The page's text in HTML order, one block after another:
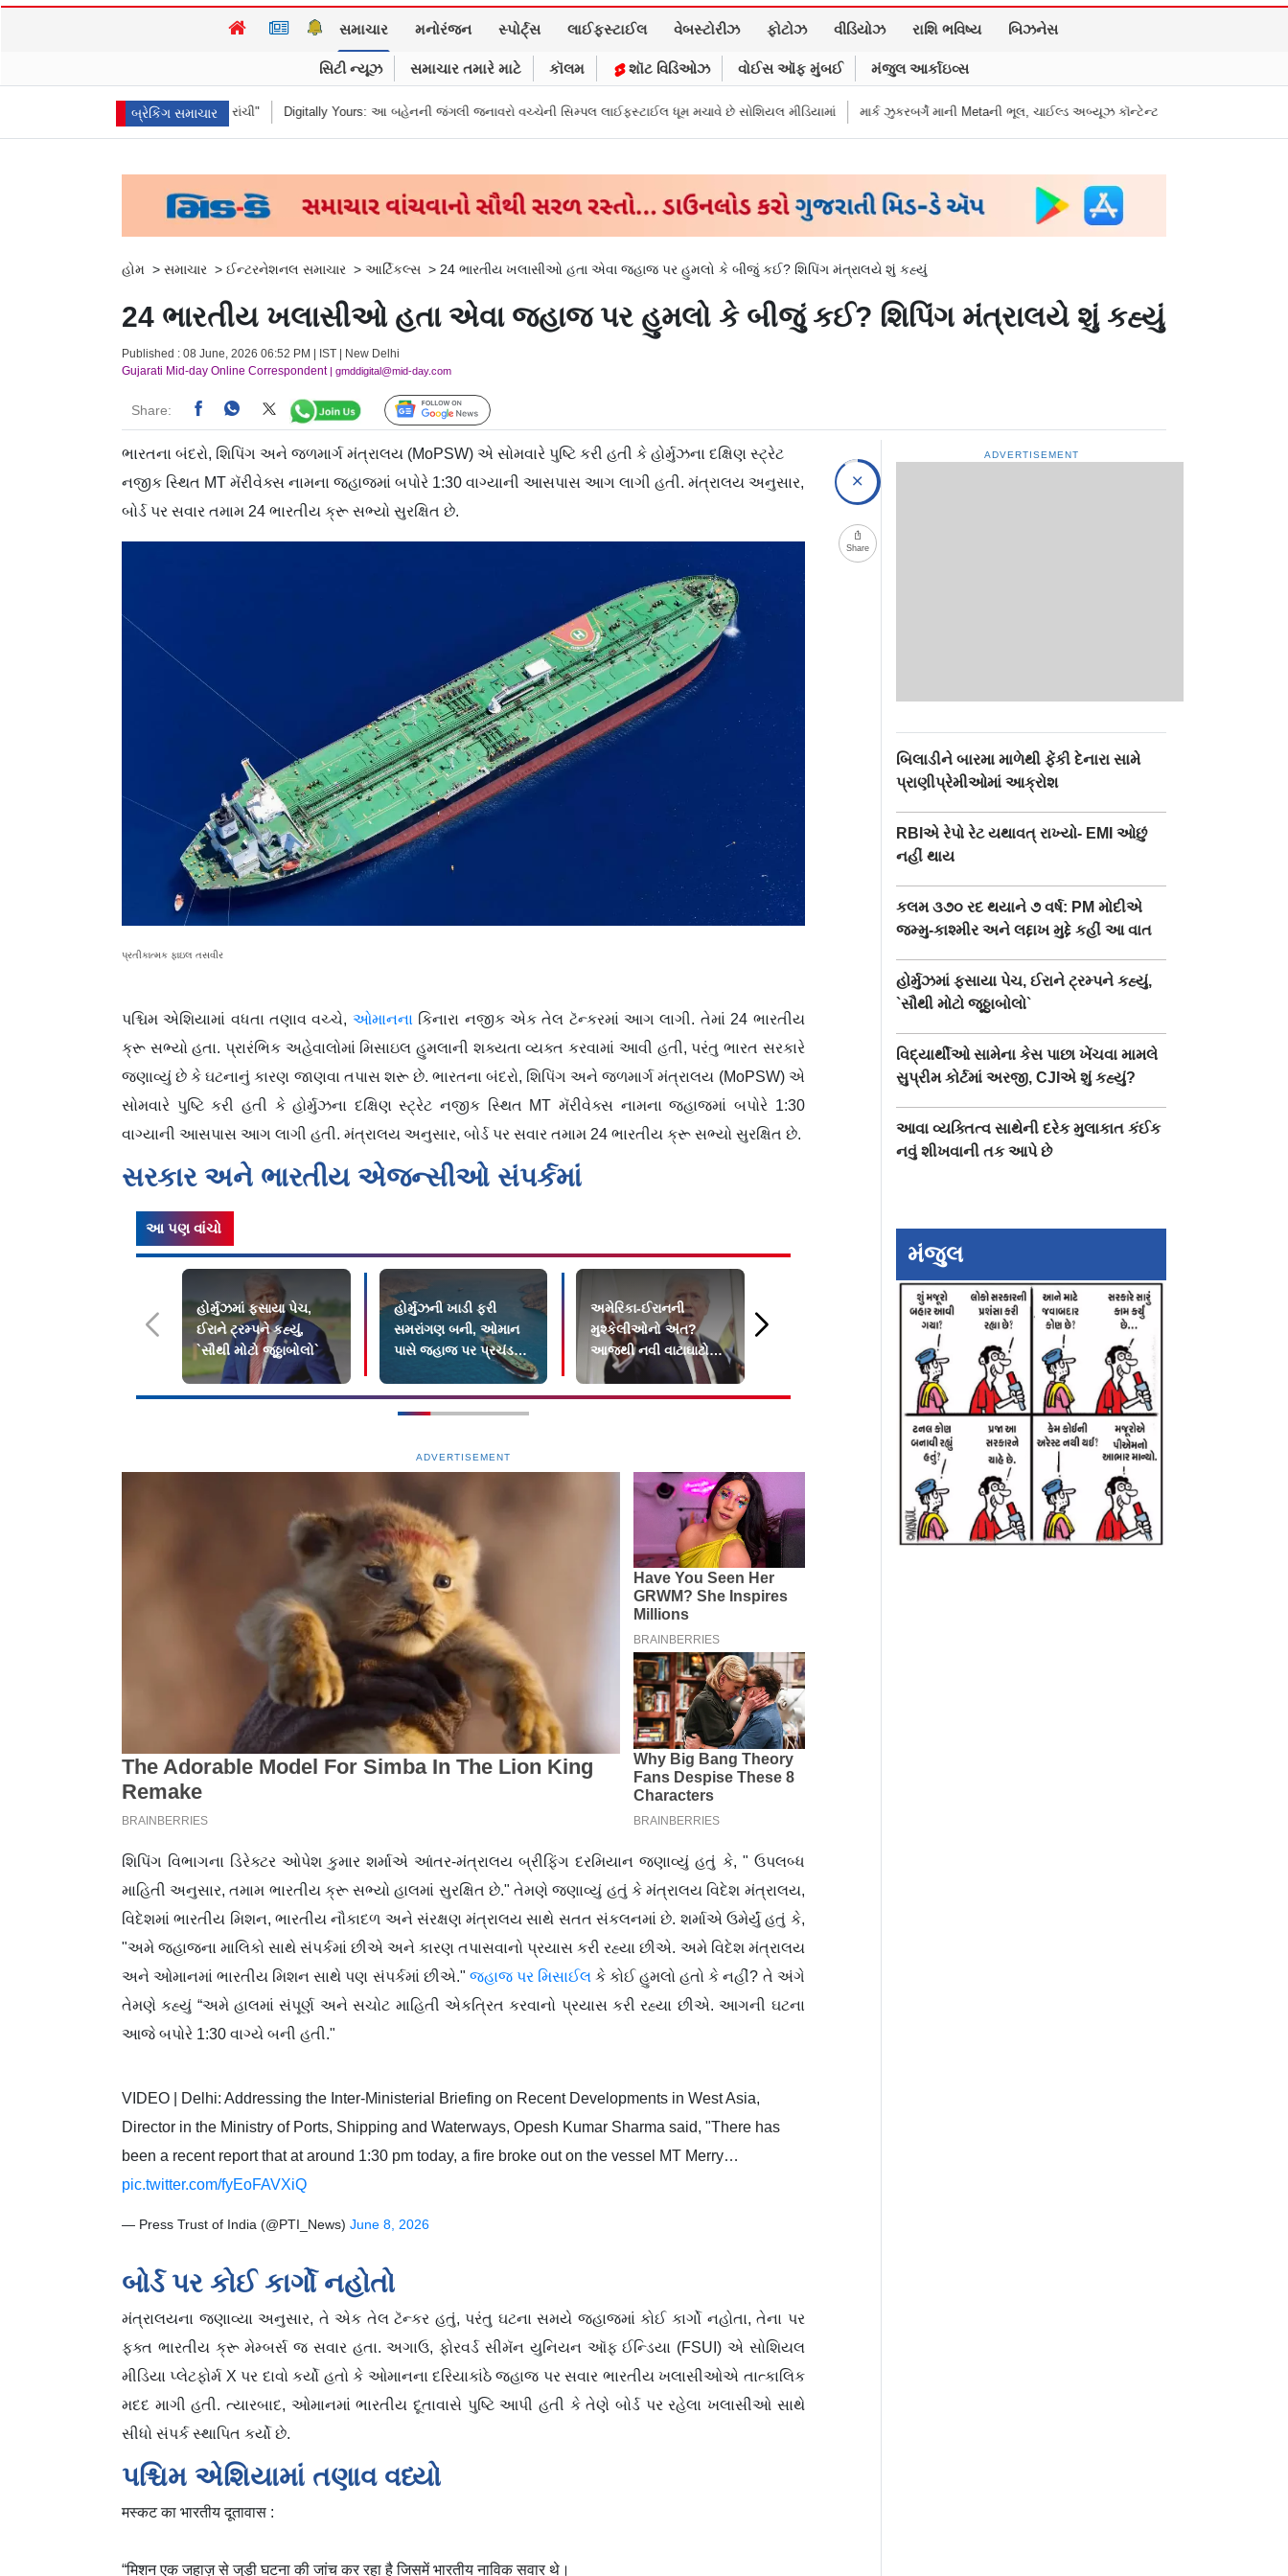
સમાચાર મનોરંજન સ્પોર્ટ્સ લાઈફસ્ટાઈલ વેબસ્ટોરીઝ ફોટોઝ વીડિયોઝ રાશિ ભવિષ્ય બિઝનેસ
સિટી ન્યૂઝ સમાચાર તમારે માટે કૉલમ શૉટ વિડિઓઝ વોઈસ ઑફ મુંબઈ મંજુલ આર્કાઇવ્સ
બ્રેકિંગ સમાચાર
કહ્યું "હબીબી, કમ ટુ રાંચી" Digitally Yours: આ બહેનની જંગલી જનાવરો વચ્ચેની સિમ્પલ લાઈફસ્ટાઈલ ધૂમ મચાવે છે સોશિયલ મીડિયામાં માર્ક ઝુકરબર્ગે માની Metaની ભૂલ, ચાઈલ્ડ અબ્યૂઝ કૉન્ટેન્ટ અને ડીપફેક પર માગી માફી
હોમ > સમાચાર > ઈન્ટરનેશનલ સમાચાર > આર્ટિકલ્સ > 24 ભારતીય ખલાસીઓ હતા એવા જહાજ પર હુમલો કે બીજું કઈ? શિપિંગ મંત્રાલયે શું કહ્યું
24 ભારતીય ખલાસીઓ હતા એવા જહાજ પર હુમલો કે બીજું કઈ? શિપિંગ મંત્રાલયે શું કહ્યું
Published : 08 June, 2026 06:52 PM | IST | New Delhi
Gujarati Mid-day Online Correspondent| gmddigital@mid-day.com
Share: Follow Us
ભારતના બંદરો, શિપિંગ અને જળમાર્ગ મંત્રાલય (MoPSW) એ સોમવારે પુષ્ટિ કરી હતી કે હોર્મુઝના દક્ષિણ સ્ટ્રેટ
નજીક સ્થિત MT મૅરીવેક્સ નામના જહાજમાં બપોરે 1:30 વાગ્યાની આસપાસ આગ લાગી હતી. મંત્રાલય અનુસાર,
બોર્ડ પર સવાર તમામ 24 ભારતીય ક્રૂ સભ્યો સુરક્ષિત છે.
પ્રતીકાત્મક ફાઇલ તસવીર
પશ્ચિમ એશિયામાં વધતા તણાવ વચ્ચે, ઓમાનના કિનારા નજીક એક તેલ ટૅન્કરમાં આગ લાગી. તેમાં 24 ભારતીય
ક્રૂ સભ્યો હતા. પ્રારંભિક અહેવાલોમાં મિસાઇલ હુમલાની શક્યતા વ્યક્ત કરવામાં આવી હતી, પરંતુ ભારત સરકારે
જણાવ્યું છે કે ઘટનાનું કારણ જાણવા તપાસ શરૂ છે. ભારતના બંદરો, શિપિંગ અને જળમાર્ગ મંત્રાલય (MoPSW) એ
સોમવારે પુષ્ટિ કરી હતી કે હોર્મુઝના દક્ષિણ સ્ટ્રેટ નજીક સ્થિત MT મૅરીવેક્સ નામના જહાજમાં બપોરે 1:30
વાગ્યાની આસપાસ આગ લાગી હતી. મંત્રાલય અનુસાર, બોર્ડ પર સવાર તમામ 24 ભારતીય ક્રૂ સભ્યો સુરક્ષિત છે.
સરકાર અને ભારતીય એજન્સીઓ સંપર્કમાં
આ પણ વાંચો
હોર્મુઝમાં ફસાયા પેચ,
ઈરાને ટ્રમ્પને કહ્યું,
`સૌથી મોટો જૂઠ્ઠાબોલો`
હોર્મુઝની ખાડી ફરી
સમરાંગણ બની, ઓમાન
પાસે જહાજ પર પ્રચંડ
અમેરિકા-ઈરાનની
મુશ્કેલીઓનો અંત?
આજથી નવી વાટાઘાટો
શરૂ થવાની ટ્રમ્પે કરી
પુષ્ટિ
ફરી મોટો બૉમ્બ વિસ્ફોટ,
દુનિયાની સૌથી મોટી તેલ
કંપની પર મિસાઇલ
હુમલો, US ઍર ડિફેન્સ
પણ રોકવામાં નિષ્ફળ
ADVERTISEMENT
શિપિંગ વિભાગના ડિરેક્ટર ઓપેશ કુમાર શર્માએ આંતર-મંત્રાલય બ્રીફિંગ દરમિયાન જણાવ્યું હતું કે, " ઉપલબ્ધ
માહિતી અનુસાર, તમામ ભારતીય ક્રૂ સભ્યો હાલમાં સુરક્ષિત છે." તેમણે જણાવ્યું હતું કે મંત્રાલય વિદેશ મંત્રાલય,
વિદેશમાં ભારતીય મિશન, ભારતીય નૌકાદળ અને સંરક્ષણ મંત્રાલય સાથે સતત સંકલનમાં છે. શર્માએ ઉમેર્યું હતું કે,
"અમે જહાજના માલિકો સાથે સંપર્કમાં છીએ અને કારણ તપાસવાનો પ્રયાસ કરી રહ્યા છીએ. અમે વિદેશ મંત્રાલય
અને ઓમાનમાં ભારતીય મિશન સાથે પણ સંપર્કમાં છીએ." જહાજ પર મિસાઈલ કે કોઈ હુમલો હતો કે નહીં? તે અંગે
તેમણે કહ્યું “અમે હાલમાં સંપૂર્ણ અને સચોટ માહિતી એકત્રિત કરવાનો પ્રયાસ કરી રહ્યા છીએ. આગની ઘટના
આજે બપોરે 1:30 વાગ્યે બની હતી."
VIDEO | Delhi: Addressing the Inter-Ministerial Briefing on Recent Developments in West Asia,
Director in the Ministry of Ports, Shipping and Waterways, Opesh Kumar Sharma said, "There has
been a recent report that at around 1:30 pm today, a fire broke out on the vessel MT Merry…
pic.twitter.com/fyEoFAVXiQ
— Press Trust of India (@PTI_News) June 8, 2026
બોર્ડ પર કોઈ કાર્ગો નહોતો
મંત્રાલયના જણાવ્યા અનુસાર, તે એક તેલ ટૅન્કર હતું, પરંતુ ઘટના સમયે જહાજમાં કોઈ કાર્ગો નહોતા, તેના પર
ફક્ત ભારતીય ક્રૂ મેમ્બર્સ જ સવાર હતા. અગાઉ, ફોરવર્ડ સીમૅન યુનિયન ઑફ ઈન્ડિયા (FSUI) એ સોશિયલ
મીડિયા પ્લેટફોર્મ X પર દાવો કર્યો હતો કે ઓમાનના દરિયાકાંઠે જહાજ પર સવાર ભારતીય ખલાસીઓએ તાત્કાલિક
મદદ માગી હતી. ત્યારબાદ, ઓમાનમાં ભારતીય દૂતાવાસે પુષ્ટિ આપી હતી કે તેણે બોર્ડ પર રહેલા ખલાસીઓ સાથે
સીધો સંપર્ક સ્થાપિત કર્યો છે.
પશ્ચિમ એશિયામાં તણાવ વધ્યો
मस्कट का भारतीय दूतावास :
“मिशन एक जहाज़ से जुड़ी घटना की जांच कर रहा है जिसमें भारतीय नाविक सवार थे।
Share
ADVERTISEMENT
બિલાડીને બારમા માળેથી ફેંકી દેનારા સામે
પ્રાણીપ્રેમીઓમાં આક્રોશ
RBIએ રેપો રેટ યથાવત્ રાખ્યો- EMI ઓછું
નહીં થાય
કલમ ૩૭૦ રદ થયાને ૭ વર્ષ: PM મોદીએ
જમ્મુ-કાશ્મીર અને લદ્દાખ મુદ્દે કહીં આ વાત
હોર્મુઝમાં ફસાયા પેચ, ઈરાને ટ્રમ્પને કહ્યું,
`સૌથી મોટો જૂઠ્ઠાબોલો`
વિદ્યાર્થીઓ સામેના કેસ પાછા ખેંચવા મામલે
સુપ્રીમ કોર્ટમાં અરજી, CJIએ શું કહ્યું?
આવા વ્યક્તિત્વ સાથેની દરેક મુલાકાત કંઈક
નવું શીખવાની તક આપે છે
મંજુલ